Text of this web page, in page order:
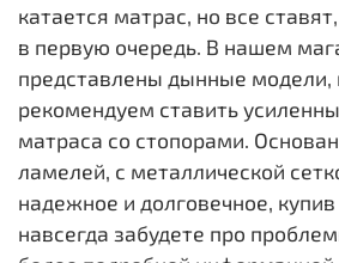
катается матрас, но все
в первую очередь. В нашем
представлены дынные
рекомендуем ставить
матраса со стопорами.
ламелей, с металлической
надежное и долговечное,
навсегда забудете про